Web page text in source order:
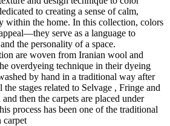
to creating a sense of calm,
within the home. In this collection, colors
serve as a language to
the personality of a space.
are woven from Iranian wool and
overdyeing technique in their dyeing
by hand in a traditional way after
stages related to Selvage , Fringe and
then the carpets are placed under
process has been one of the traditional
carpet